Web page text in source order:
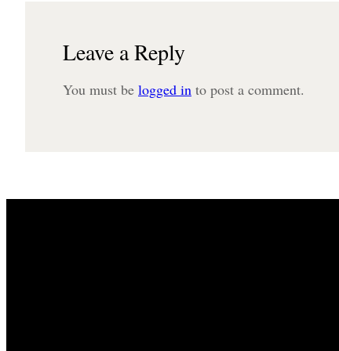
Leave a Reply
You must be logged in to post a comment.